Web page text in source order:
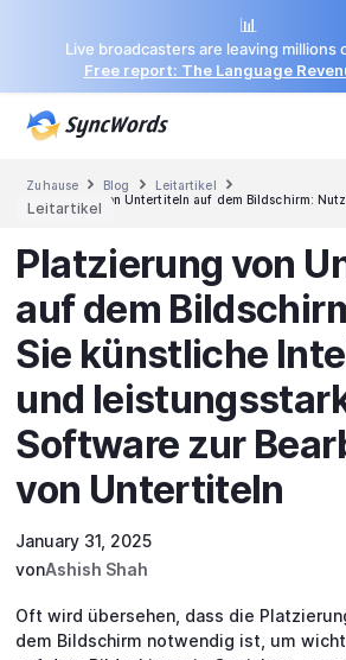
📊
Live broadcasters are leaving millions
Free report: The Language
Zuhause  Blog  Leitartikel 
Platzierung von Untertiteln auf dem Bildschirm:
Leitartikel
Platzierung von
auf dem
Sie künstliche
und
Software zur
von Untertiteln
January 31, 2025
vonAshish Shah
Oft wird übersehen, dass die
dem Bildschirm notwendig ist, um